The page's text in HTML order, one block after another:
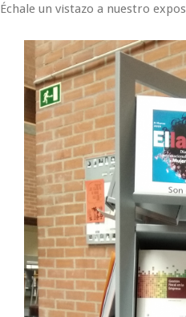
Échale un vistazo a nuestro